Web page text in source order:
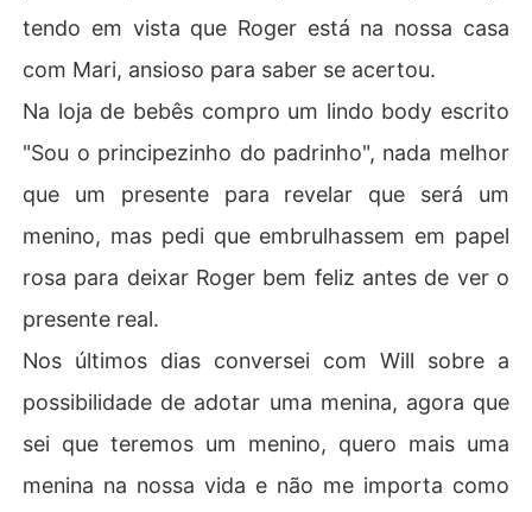
tendo em vista que Roger está na nossa casa
com Mari, ansioso para saber se acertou.
Na loja de bebês compro um lindo body escrito
"Sou o principezinho do padrinho", nada melhor
que um presente para revelar que será um
menino, mas pedi que embrulhassem em papel
rosa para deixar Roger bem feliz antes de ver o
presente real.
Nos últimos dias conversei com Will sobre a
possibilidade de adotar uma menina, agora que
sei que teremos um menino, quero mais uma
menina na nossa vida e não me importa como